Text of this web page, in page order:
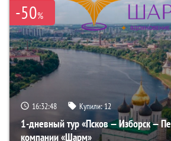
-50%
16:32:46 Купили:12
1-дневный тур «Псков — Изборск —
компании «Шарм»